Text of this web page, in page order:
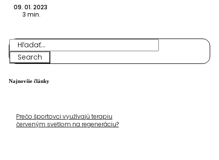
09. 01. 2023
3 min.
Search
Najnovšie články
Prečo športovci využívajú terapiu
červeným svetlom na regeneráciu?